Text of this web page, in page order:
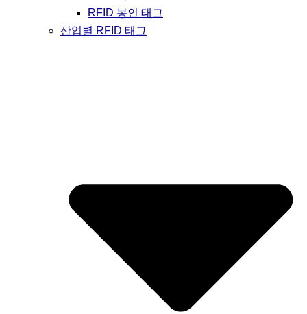
RFID 봉인 태그
산업별 RFID 태그